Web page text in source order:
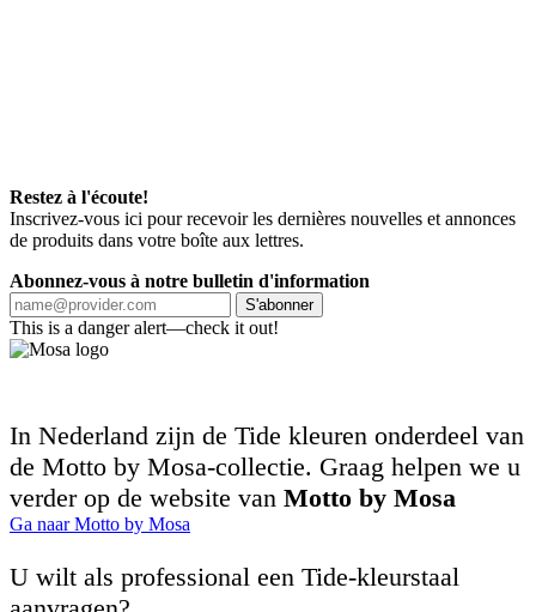
Restez à l'écoute!
Inscrivez-vous ici pour recevoir les dernières nouvelles et annonces
de produits dans votre boîte aux lettres.
Abonnez-vous à notre bulletin d'information
S'abonner
This is a danger alert—check it out!
In Nederland zijn de Tide kleuren onderdeel van
de Motto by Mosa-collectie. Graag helpen we u
verder op de website van Motto by Mosa
Ga naar Motto by Mosa
U wilt als professional een Tide-kleurstaal